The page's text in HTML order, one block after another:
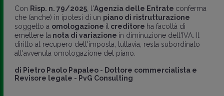
Con Risp. n. 79/2025, l'Agenzia delle Entrate conferma
che (anche) in ipotesi di un piano di ristrutturazione
soggetto a omologazione il creditore ha facoltà di
emettere la nota di variazione in diminuzione dell'IVA. Il
diritto al recupero dell'imposta, tuttavia, resta subordinato
all'avvenuta omologazione del piano.
di Pietro Paolo Papaleo - Dottore commercialista e
Revisore legale - PvG Consulting